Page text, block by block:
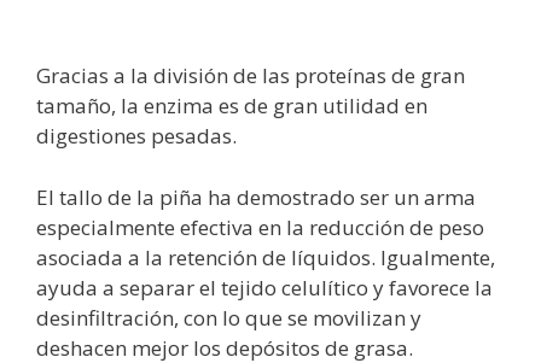
Gracias a la división de las proteínas de gran
tamaño, la enzima es de gran utilidad en
digestiones pesadas.
El tallo de la piña ha demostrado ser un arma
especialmente efectiva en la reducción de peso
asociada a la retención de líquidos. Igualmente,
ayuda a separar el tejido celulítico y favorece la
desinfiltración, con lo que se movilizan y
deshacen mejor los depósitos de grasa.